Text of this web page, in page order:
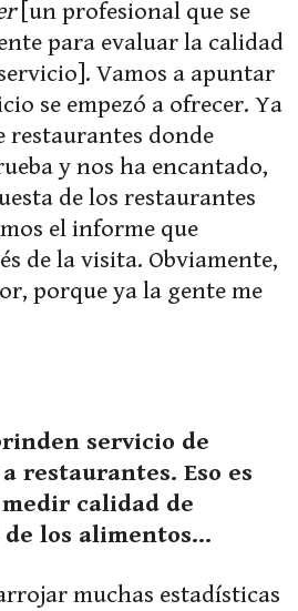
[un profesional que se
para evaluar la calidad
Vamos a apuntar
se empezó a ofrecer. Ya
restaurantes donde
y nos ha encantado,
de los restaurantes
el informe que
de la visita. Obviamente,
porque ya la gente me
servicio de
restaurantes. Eso es
calidad de
los alimentos…
muchas estadísticas